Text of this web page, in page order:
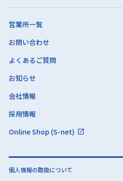
営業所一覧
お問い合わせ
よくあるご質問
お知らせ
会社情報
採用情報
Online Shop (S-net)
個人情報の取扱について